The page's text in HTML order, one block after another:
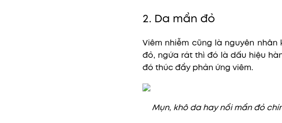
2. Da mẩn đỏ
Viêm nhiễm cũng là nguyên
đỏ, ngứa rát thì đó là dấu hiệu
đó thúc đẩy phản ứng viêm.
Mụn, khô da hay nổi mẩn đỏ